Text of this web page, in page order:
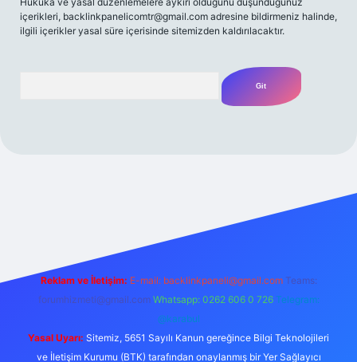
içerikleri, backlinkpanelicomtr@gmail.com adresine bildirmeniz halinde,
ilgili içerikler yasal süre içerisinde sitemizden kaldırılacaktır.
m elexbet
Reklam ve İletişim: E-mail: backlinkpaneli@gmail.com Teams:
forumhizmeti@gmail.com Whatsapp: 0262 606 0 726 Telegram:
@karabul
Yasal Uyarı: Sitemiz, 5651 Sayılı Kanun gereğince Bilgi Teknolojileri
ve İletişim Kurumu (BTK) tarafından onaylanmış bir Yer Sağlayıcı